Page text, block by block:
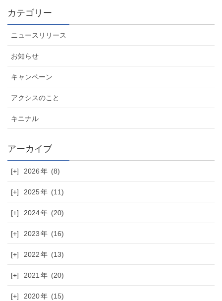
カテゴリー
ニュースリリース
お知らせ
キャンペーン
アクシスのこと
キニナル
[+] 2026 (8)
[+] 2025 (11)
[+] 2024 (20)
[+] 2023 (16)
[+] 2022 (13)
[+] 2021 (20)
[+] 2020 (15)